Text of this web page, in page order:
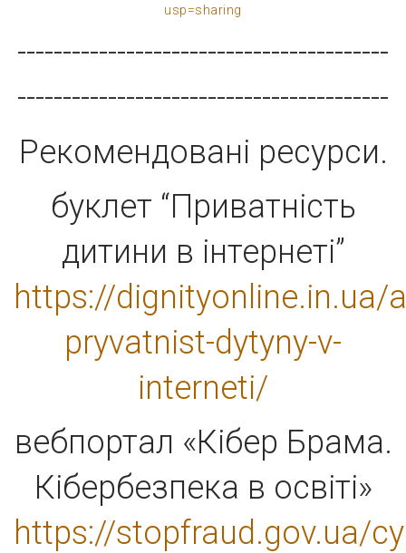
usp=sharing
-----------------------------------------
-----------------------------------------
Рекомендовані ресурси.
буклет “Приватність
дитини в інтернеті”
https://
pryvatnist-dytyny-v-
interneti/
вебпортал «Кібер Брама.
Кібербезпека в освіті»
https://stopfraud.gov.ua/